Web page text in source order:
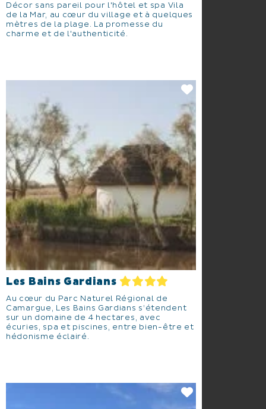
Décor sans pareil pour l'hôtel et spa Vila
de la Mar, au cœur du village et à quelques
mètres de la plage. La promesse du
charme et de l'authenticité.
Les Bains Gardians
Au cœur du Parc Naturel Régional de
Camargue, Les Bains Gardians s’étendent
sur un domaine de 4 hectares, avec
écuries, spa et piscines, entre bien-être et
hédonisme éclairé.